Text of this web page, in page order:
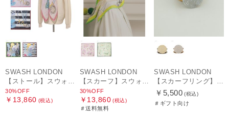
SWASH LONDON
30%OFF
￥13,860 (税込)
SWASH LONDON
30%OFF
￥13,860 (税込)
＃送料無料
SWASH LONDON
￥5,500 (税込)
＃ギフト向け